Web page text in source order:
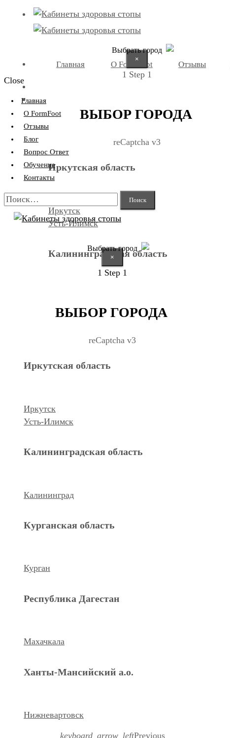
Выбрать город
×
1 Step 1
ВЫБОР ГОРОДА
reCaptcha v3
Иркутская область
Иркутск
Усть-Илимск
Калининградская область
Курган
Главная О FormFoot Отзывы
Close
Главная
О FormFoot
Отзывы
Блог
Вопрос Ответ
Обучение
Контакты
Найти:
Выбрать город
×
1 Step 1
ВЫБОР ГОРОДА
reCaptcha v3
Иркутская область
Иркутск
Усть-Илимск
Калининградская область
Калининград
Курганская область
Курган
Республика Дагестан
Махачкала
Ханты-Мансийский а.о.
Нижневартовск
keyboard_arrow_leftPrevious